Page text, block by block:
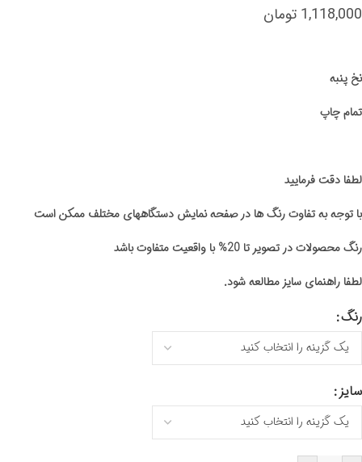
1,118,000 تومان
نخ پنبه
تمام چاپ
لطفا دقت فرمایید
با توجه به تفاوت رنگ ها در صفحه نمایش دستگاههای مختلف ممکن است
رنگ محصولات در تصویر تا 20% با واقعیت متفاوت باشد
لطفا راهنمای سایز مطالعه شود.
رنگ
سایز